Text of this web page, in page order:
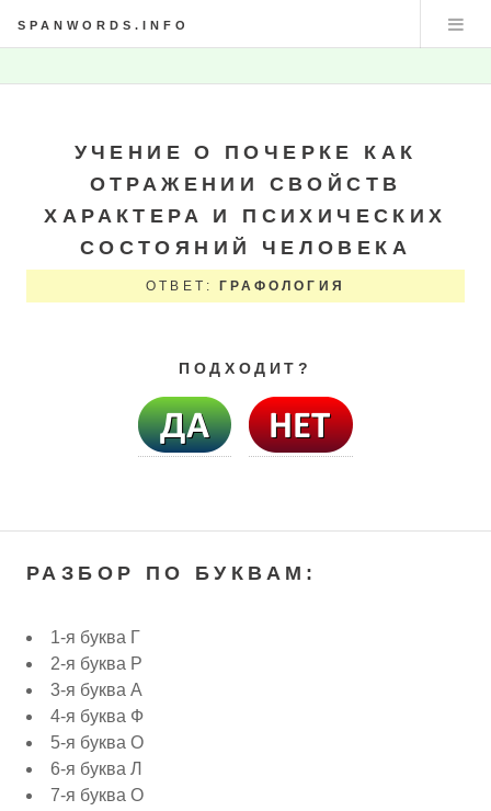
SPANWORDS.INFO
УЧЕНИЕ О ПОЧЕРКЕ КАК
ОТРАЖЕНИИ СВОЙСТВ
ХАРАКТЕРА И ПСИХИЧЕСКИХ
СОСТОЯНИЙ ЧЕЛОВЕКА
ОТВЕТ: ГРАФОЛОГИЯ
ПОДХОДИТ?
РАЗБОР ПО БУКВАМ:
1-я буква Г
2-я буква Р
3-я буква А
4-я буква Ф
5-я буква О
6-я буква Л
7-я буква О